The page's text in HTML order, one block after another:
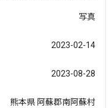
写真
2023-02-14
2023-08-28
熊本県 阿蘇郡南阿蘇村